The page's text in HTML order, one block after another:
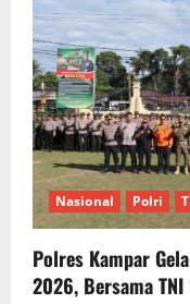
Nasional Polri
Polres Kampar
2026, Bersama